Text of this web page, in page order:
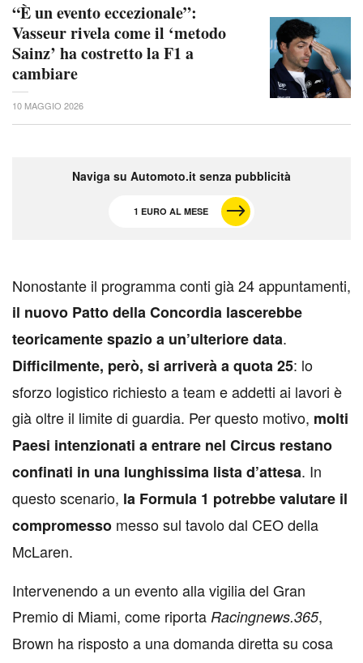
“È un evento eccezionale”:
Vasseur rivela come il ‘metodo
Sainz’ ha costretto la F1 a
cambiare
10 MAGGIO 2026
Naviga su Automoto.it senza pubblicità
1 EURO AL MESE
Nonostante il programma conti già 24 appuntamenti,
il nuovo Patto della Concordia lascerebbe
teoricamente spazio a un’ulteriore data.
Difficilmente, però, si arriverà a quota 25: lo
sforzo logistico richiesto a team e addetti ai lavori è
già oltre il limite di guardia. Per questo motivo, molti
Paesi intenzionati a entrare nel Circus restano
confinati in una lunghissima lista d’attesa. In
questo scenario, la Formula 1 potrebbe valutare il
compromesso messo sul tavolo dal CEO della
McLaren.
Intervenendo a un evento alla vigilia del Gran
Premio di Miami, come riporta Racingnews.365,
Brown ha risposto a una domanda diretta su cosa